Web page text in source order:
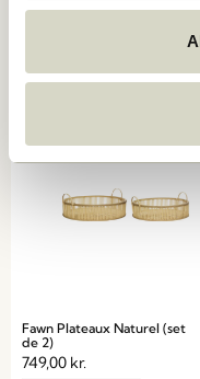
Fawn Plateaux Naturel (set
de 2)
749,00 kr.